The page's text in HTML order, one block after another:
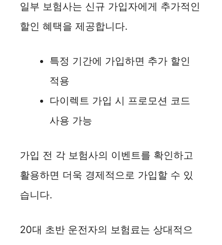
일부 보험사는 신규 가입자에게 추가적인
할인 혜택을 제공합니다.
특정 기간에 가입하면 추가 할인
적용
다이렉트 가입 시 프로모션 코드
사용 가능
가입 전 각 보험사의 이벤트를 확인하고
활용하면 더욱 경제적으로 가입할 수 있
습니다.
20대 초반 운전자의 보험료는 상대적으